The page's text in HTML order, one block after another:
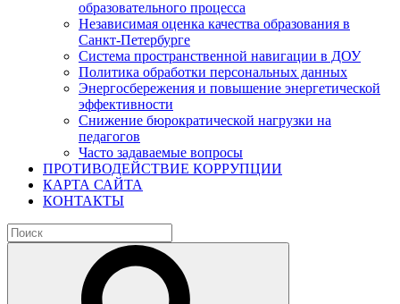
образовательного процесса
Независимая оценка качества образования в
Санкт-Петербурге
Система пространственной навигации в ДОУ
Политика обработки персональных данных
Энергосбережения и повышение энергетической
эффективности
Снижение бюрократической нагрузки на
педагогов
Часто задаваемые вопросы
ПРОТИВОДЕЙСТВИЕ КОРРУПЦИИ
КАРТА САЙТА
КОНТАКТЫ